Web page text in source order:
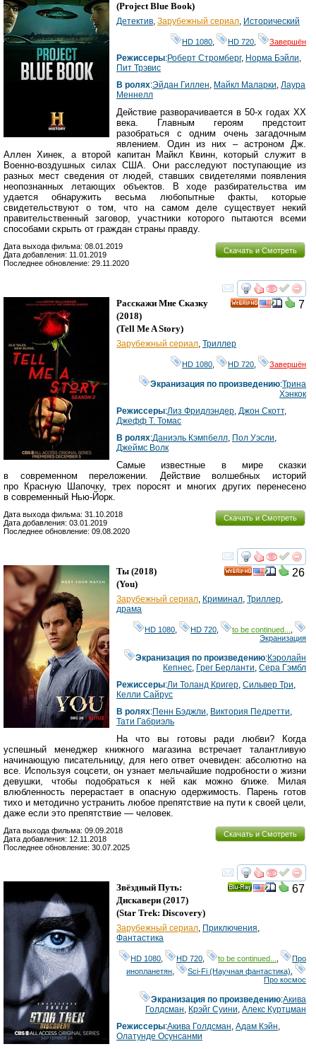
(Project Blue Book)
Детектив, Зарубежный сериал, Исторический
HD 1080 HD 720 Завершён
Режиссеры:Роберт Стромберг, Норма Бэйли,
Пит Трэвис
В ролях:Эйдан Гиллен, Майкл Маларки, Лаура
Меннелл
Действие разворачивается в 50-х годах ХХ
века. Главным героям предстоит
разобраться с одним очень загадочным
явлением. Один из них – астроном Дж.
Аллен Хинек, а второй капитан Майкл Квинн, который служит в
Военно-воздушных силах США. Они расследуют поступающие из
разных мест сведения от людей, ставших свидетелями появления
неопознанных летающих объектов. В ходе разбирательства им
удается обнаружить весьма любопытные факты, которые
свидетельствуют о том, что на самом деле существует некий
правительственный заговор, участники которого пытаются всеми
способами скрыть от граждан страны правду.
Скачать и Смотреть
Дата выхода фильма: 08.01.2019
Дата добавления: 11.01.2019
Последнее обновление: 29.11.2020
смотреть
7
Расскажи Мне Сказку
(2018)
(Tell Me A Story)
Зарубежный сериал, Триллер
HD 1080 HD 720 Завершён
Экранизация по произведению:Трина
Хэнкок
Режиссеры:Лиз Фридлэндер, Джон Скотт,
Джефф Т. Томас
В ролях:Даниэль Кэмпбелл, Пол Уэсли,
Джеймс Волк
Самые известные в мире сказки
в современном переложении. Действие волшебных историй
про Красную Шапочку, трех поросят и многих других перенесено
в современный Нью-Йорк.
Скачать и Смотреть
Дата выхода фильма: 31.10.2018
Дата добавления: 03.01.2019
Последнее обновление: 09.08.2020
смотреть
26
Ты (2018)
(You)
Зарубежный сериал, Криминал, Триллер,
драма
HD 1080 HD 720 to be continued...
Экранизация
Экранизация по произведению:Кэролайн
Кепнес, Грег Берланти,Сера Гэмбл
Режиссеры:Ли Толанд Кригер, Сильвер Три,
Келли Сайрус
В ролях:Пенн Бэджли, Виктория Педретти,
Тати Габриэль
На что вы готовы ради любви? Когда
успешный менеджер книжного магазина встречает талантливую
начинающую писательницу, для него ответ очевиден: абсолютно на
все. Используя соцсети, он узнает мельчайшие подробности о жизни
девушки, чтобы подобраться к ней как можно ближе. Милая
влюбленность перерастает в опасную одержимость. Парень готов
тихо и методично устранить любое препятствие на пути к своей цели,
даже если это препятствие — человек.
Скачать и Смотреть
Дата выхода фильма: 09.09.2018
Дата добавления: 12.11.2018
Последнее обновление: 30.07.2025
смотреть
67
Звёздный Путь:
Дискавери (2017)
(Star Trek: Discovery)
Зарубежный сериал Приключения
Фантастика
HD 1080 HD 720 to be continued...
Про
инопланетян
Sci-Fi (Научная фантастика)
Про космос
Экранизация по произведению:Акива
Голдсман Крэйг Суини ,Алекс Куртцман
Режиссеры:Акива Голдсман Адам Кэйн
Олатунде Осунсанми